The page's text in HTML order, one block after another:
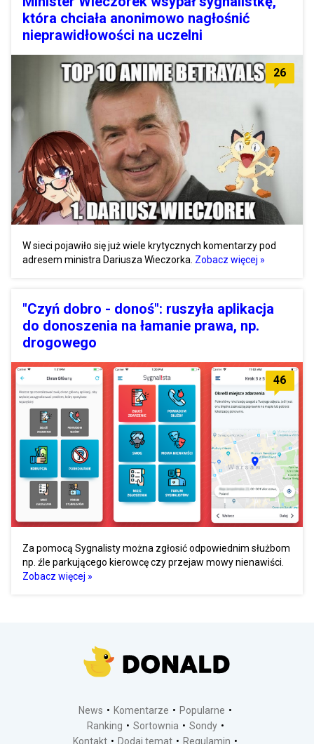
która chciała anonimowo nagłośnić
nieprawidłowości na uczelni
26
W sieci pojawiło się już wiele krytycznych komentarzy pod
adresem ministra Dariusza Wieczorka. Zobacz więcej »
"Czyń dobro - donoś": ruszyła aplikacja
do donoszenia na łamanie prawa, np.
drogowego
46
Za pomocą Sygnalisty można zgłosić odpowiednim służbom
np. źle parkującego kierowcę czy przejaw mowy nienawiści.
Zobacz więcej »
News Komentarze
Popularne
Ranking
Sortownia
Sondy
Kontakt
Dodaj temat Regulamin